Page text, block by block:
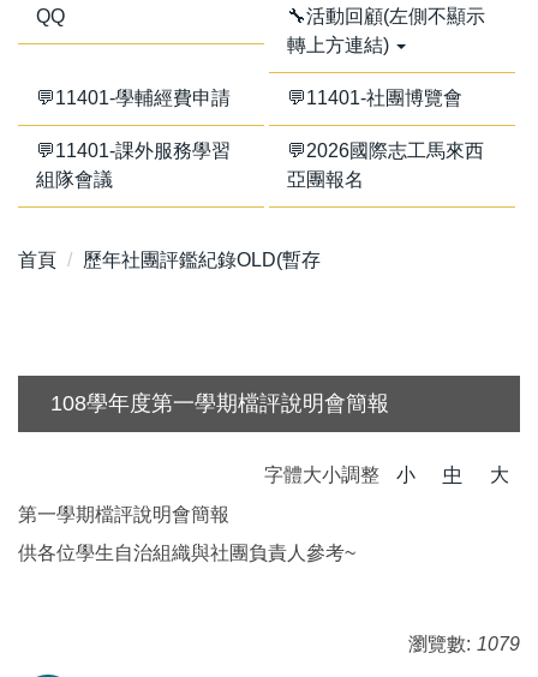
QQ
🔧活動回顧(左側不顯示
轉上方連結)
💬11401-學輔經費申請 💬11401-社團博覽會
💬11401-課外服務學習
組隊會議
💬2026國際志工馬來西
亞團報名
首頁 歷年社團評鑑紀錄OLD(暫存
108學年度第一學期檔評說明會簡報
字體大小調整 小 中
大
第一學期檔評說明會簡報
供各位學生自治組織與社團負責人參考~
瀏覽數: 1079